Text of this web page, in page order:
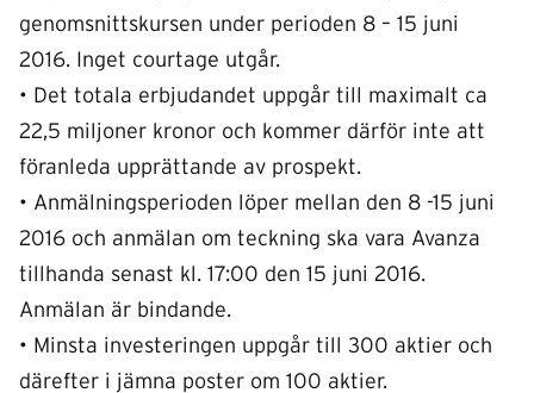
genomsnittskursen under perioden 8 – 15 juni
2016. Inget courtage utgår.
• Det totala erbjudandet uppgår till maximalt ca
22,5 miljoner kronor och kommer därför inte att
föranleda upprättande av prospekt.
• Anmälningsperioden löper mellan den 8 -15 juni
2016 och anmälan om teckning ska vara Avanza
tillhanda senast kl. 17:00 den 15 juni 2016.
Anmälan är bindande.
• Minsta investeringen uppgår till 300 aktier och
därefter i jämna poster om 100 aktier.